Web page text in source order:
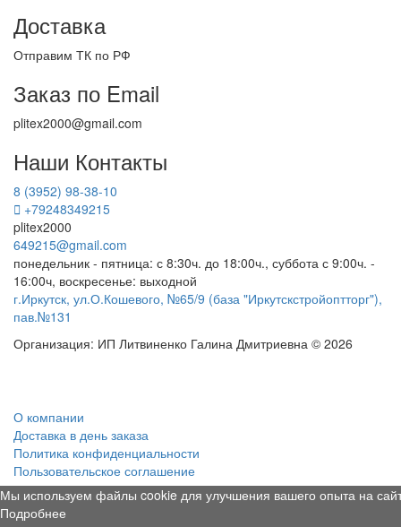
Мы используем файлы cookie для улучшения вашего опыта на
Подробнее
Доставка
Отправим ТК по РФ
Заказ по Email
plitex2000@gmail.com
Наши Контакты
8 (3952) 98-38-10
+79248349215
plitex2000
649215@gmail.com
понедельник - пятница: с 8:30ч. до 18:00ч., суббота с 9:00ч. -
16:00ч, воскресенье: выходной
г.Иркутск, ул.О.Кошевого, №65/9 (база "Иркутскстройоптторг"),
пав.№131
Организация: ИП Литвиненко Галина Дмитриевна © 2026
О компании
Доставка в день заказа
Политика конфиденциальности
Пользовательское соглашение